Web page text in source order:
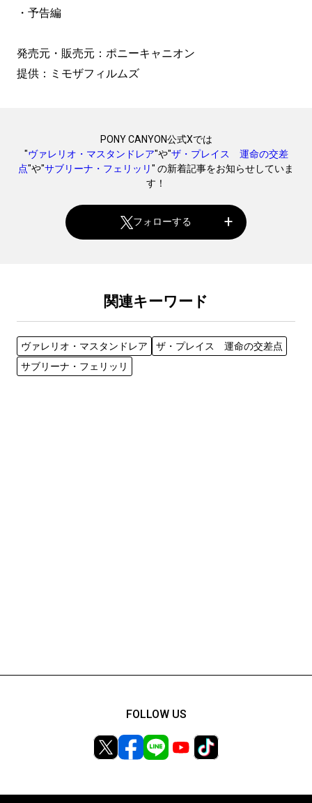
・予告編
発売元・販売元：ポニーキャニオン
提供：ミモザフィルムズ
PONY CANYON公式Xでは
"ヴァレリオ・マスタンドレア"や"ザ・プレイス 運命の交差
点"や"サブリーナ・フェリッリ" の新着記事をお知らせしていま
す！
フォローする
関連キーワード
ヴァレリオ・マスタンドレア
ザ・プレイス 運命の交差点
サブリーナ・フェリッリ
FOLLOW US